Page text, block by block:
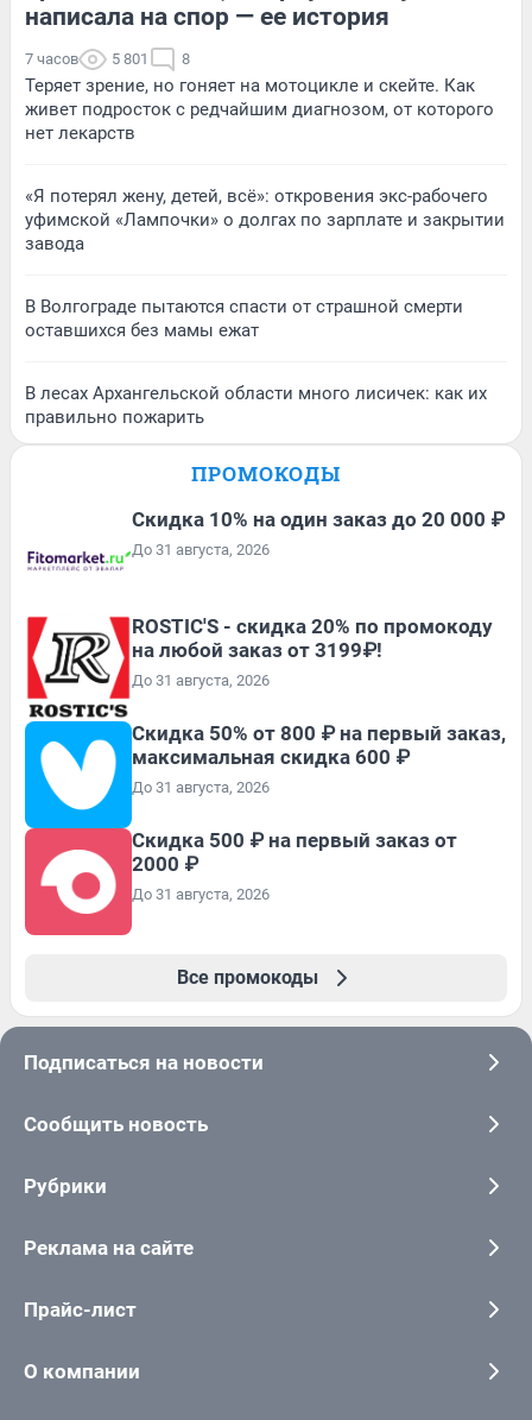
написала на спор — ее история
7 часов 5 801 8
Теряет зрение, но гоняет на мотоцикле и скейте. Как
живет подросток с редчайшим диагнозом, от которого
нет лекарств
«Я потерял жену, детей, всё»: откровения экс-рабочего
уфимской «Лампочки» о долгах по зарплате и закрытии
завода
В Волгограде пытаются спасти от страшной смерти
оставшихся без мамы ежат
В лесах Архангельской области много лисичек: как их
правильно пожарить
ПРОМОКОДЫ
Скидка 10% на один заказ до 20 000 ₽
До 31 августа, 2026
ROSTIC'S - скидка 20% по промокоду
на любой заказ от 3199₽!
До 31 августа, 2026
Скидка 50% от 800 ₽ на первый заказ,
максимальная скидка 600 ₽
До 31 августа, 2026
Скидка 500 ₽ на первый заказ от
2000 ₽
До 31 августа, 2026
Все промокоды
Подписаться на новости
Сообщить новость
Рубрики
Реклама на сайте
Прайс-лист
О компании